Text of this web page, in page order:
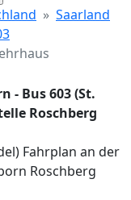
Saarland
- Bus 603 (St.
Roschberg
Fahrplan an der
Roschberg